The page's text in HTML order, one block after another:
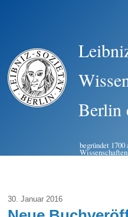
Berlin
begründet
Wissenschaften
30. Januar 2016